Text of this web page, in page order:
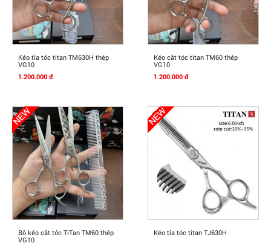
Mua Ngay
Kéo tỉa tóc titan TM630H thép
VG10
1.200.000 đ
Mua Ngay
Kéo cắt tóc titan TM60 thép
VG10
1.200.000 đ
Mua Ngay
Bô kéo cắt tóc TiTan TM60 thép
VG10
Mua Ngay
Kéo tỉa tóc titan TJ630H